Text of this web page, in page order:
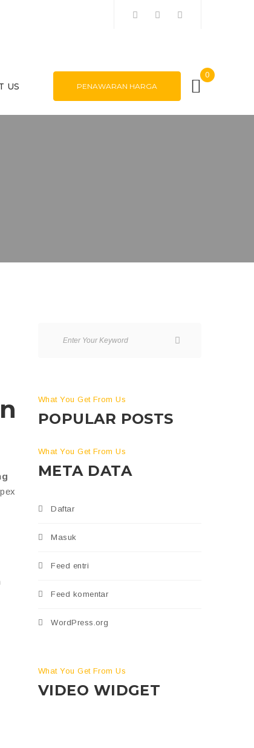
US PENAWARAN HARGA
0
What You Get From Us
POPULAR POSTS
What You Get From Us
META DATA
Daftar
Masuk
Feed entri
Feed komentar
WordPress.org
What You Get From Us
VIDEO WIDGET